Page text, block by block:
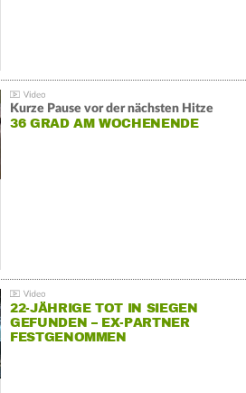
Kurze Pause vor der nächsten Hitze
36 GRAD AM WOCHENENDE
22-JÄHRIGE TOT IN SIEGEN
GEFUNDEN – EX-PARTNER
FESTGENOMMEN